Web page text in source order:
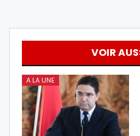
VOIR
A LA UNE